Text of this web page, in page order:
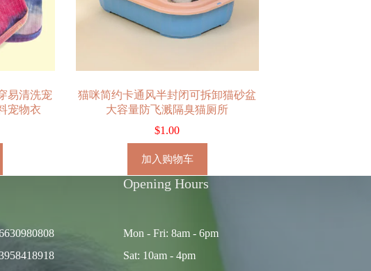
易清洗宠
宠物衣
猫咪简约卡通风半封闭可拆卸猫砂盆
大容量防飞溅隔臭猫厕所
$1.00
加入购物车
Opening Hours
Mon - Fri: 8am - 6pm
Sat: 10am - 4pm